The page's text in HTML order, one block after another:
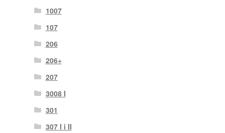
1007
107
206
206+
207
3008 I
301
307 I i II